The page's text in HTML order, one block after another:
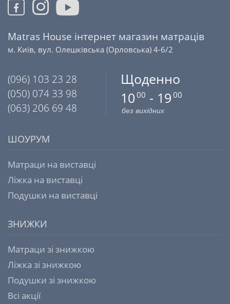
Matras House інтернет магазин матраців
м. Київ, вул. Олешківська (Орловська) 4-6/2
(096) 103 23 28
(050) 074 33 98
(063) 206 69 48
Щоденно
10 00 - 19 00
без вихідних
ШОУРУМ
Матраци на виставці
Ліжка на виставці
Подушки на виставці
ЗНИЖКИ
Матраци зі знижкою
Ліжка зі знижкою
Подушки зі знижкою
Всі акції